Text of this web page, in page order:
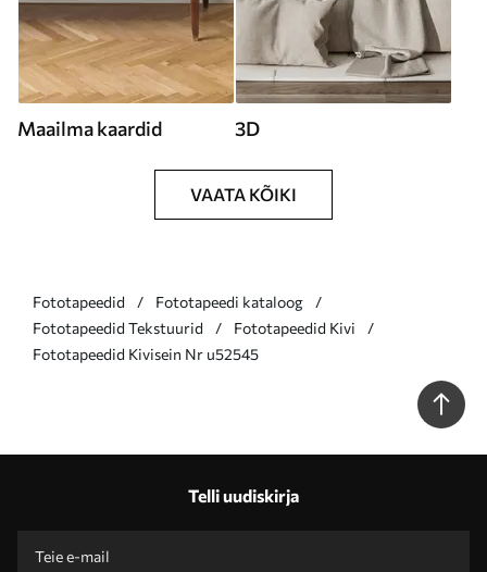
Maailma kaardid 3D
VAATA KÕIKI
Fototapeedid
Fototapeedi kataloog
Fototapeedid Tekstuurid
Fototapeedid Kivi
Fototapeedid Kivisein Nr u52545
Telli uudiskirja